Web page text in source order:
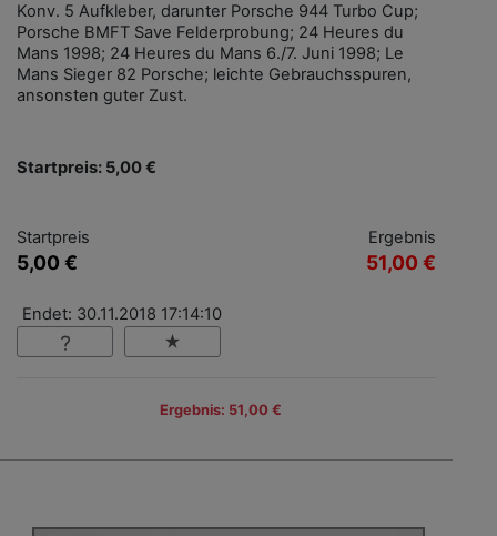
Konv. 5 Aufkleber, darunter Porsche 944 Turbo Cup;
Porsche BMFT Save Felderprobung; 24 Heures du
Mans 1998; 24 Heures du Mans 6./7. Juni 1998; Le
Mans Sieger 82 Porsche; leichte Gebrauchsspuren,
ansonsten guter Zust.
Startpreis: 5,00 €
Startpreis
5,00 €
Ergebnis
51,00 €
Endet: 30.11.2018 17:14:10
Ergebnis: 51,00 €